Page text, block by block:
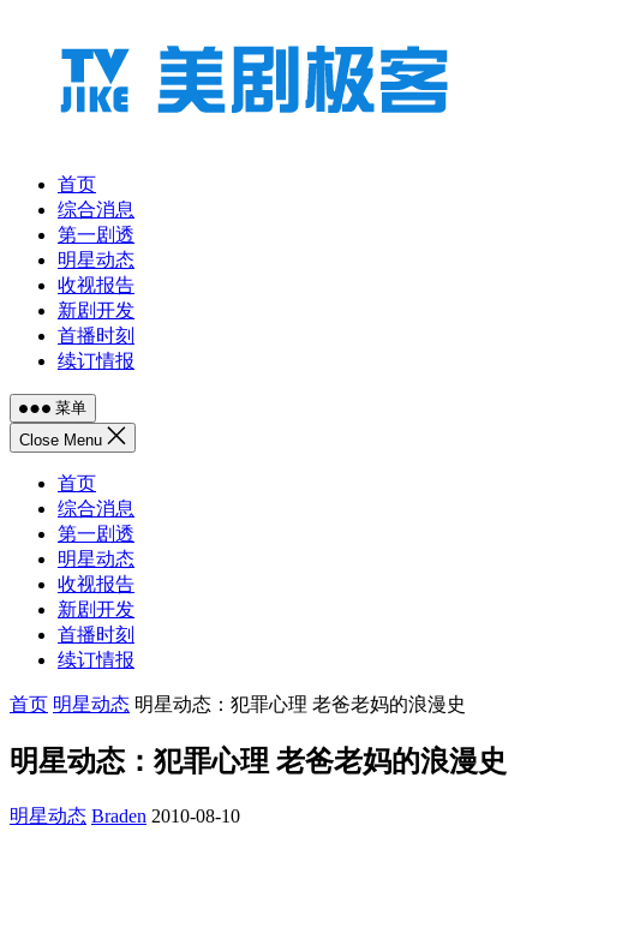
首页
综合消息
第一剧透
明星动态
收视报告
新剧开发
首播时刻
续订情报
菜单
Close Menu
首页
综合消息
第一剧透
明星动态
收视报告
新剧开发
首播时刻
续订情报
首页 明星动态 明星动态：犯罪心理 老爸老妈的浪漫史
明星动态：犯罪心理 老爸老妈的浪漫史
明星动态 Braden 2010-08-10